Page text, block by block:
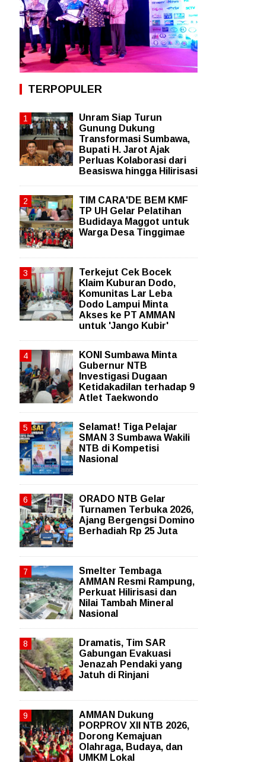
TERPOPULER
Unram Siap Turun
Gunung Dukung
Transformasi Sumbawa,
Bupati H. Jarot Ajak
Perluas Kolaborasi dari
Beasiswa hingga Hilirisasi
TIM CARA'DE BEM KMF
TP UH Gelar Pelatihan
Budidaya Maggot untuk
Warga Desa Tinggimae
Terkejut Cek Bocek
Klaim Kuburan Dodo,
Komunitas Lar Leba
Dodo Lampui Minta
Akses ke PT AMMAN
untuk 'Jango Kubir'
KONI Sumbawa Minta
Gubernur NTB
Investigasi Dugaan
Ketidakadilan terhadap 9
Atlet Taekwondo
Selamat! Tiga Pelajar
SMAN 3 Sumbawa Wakili
NTB di Kompetisi
Nasional
ORADO NTB Gelar
Turnamen Terbuka 2026,
Ajang Bergengsi Domino
Berhadiah Rp 25 Juta
Smelter Tembaga
AMMAN Resmi Rampung,
Perkuat Hilirisasi dan
Nilai Tambah Mineral
Nasional
Dramatis, Tim SAR
Gabungan Evakuasi
Jenazah Pendaki yang
Jatuh di Rinjani
AMMAN Dukung
PORPROV XII NTB 2026,
Dorong Kemajuan
Olahraga, Budaya, dan
UMKM Lokal